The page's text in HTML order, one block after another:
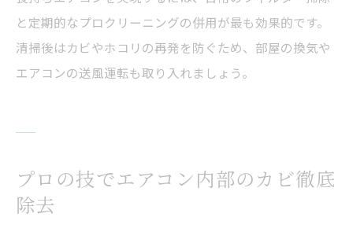
と定期的なプロクリーニングの併用が最も効果的です。
清掃後はカビやホコリの再発を防ぐため、部屋の換気や
エアコンの送風運転も取り入れましょう。
プロの技でエアコン内部のカビ徹底
除去